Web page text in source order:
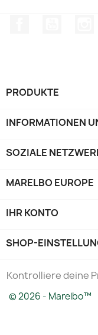
PRODUKTE
INFORMATIONEN
SOZIALE
MARELBO EUROPE
IHR KONTO
SHOP-
Kontrolliere deine
© 2026 - Marelbo™